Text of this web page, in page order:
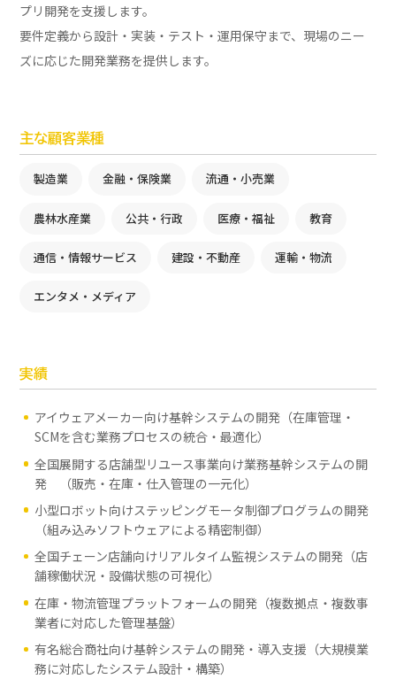
プリ開発を支援します。
要件定義から設計・実装・テスト・運用保守まで、現場のニー
ズに応じた開発業務を提供します。
主な顧客業種
製造業 金融・保険業 流通・小売業
農林水産業 公共・行政 医療・福祉 教育
通信・情報サービス 建設・不動産 運輸・物流
エンタメ・メディア
実績
アイウェアメーカー向け基幹システムの開発（在庫管理・
SCMを含む業務プロセスの統合・最適化）
全国展開する店舗型リユース事業向け業務基幹システムの開
発 （販売・在庫・仕入管理の一元化）
小型ロボット向けステッピングモータ制御プログラムの開発
（組み込みソフトウェアによる精密制御）
全国チェーン店舗向けリアルタイム監視システムの開発（店
舗稼働状況・設備状態の可視化）
在庫・物流管理プラットフォームの開発（複数拠点・複数事
業者に対応した管理基盤）
有名総合商社向け基幹システムの開発・導入支援（大規模業
務に対応したシステム設計・構築）